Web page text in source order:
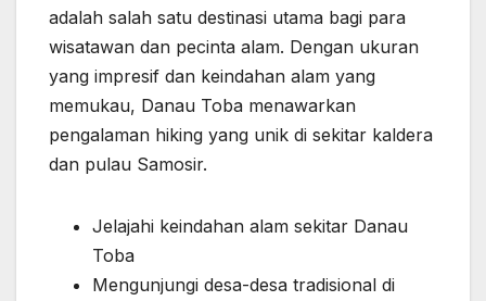
adalah salah satu destinasi utama bagi para
wisatawan dan pecinta alam. Dengan ukuran
yang impresif dan keindahan alam yang
memukau, Danau Toba menawarkan
pengalaman hiking yang unik di sekitar kaldera
dan pulau Samosir.
Jelajahi keindahan alam sekitar Danau
Toba
Mengunjungi desa-desa tradisional di